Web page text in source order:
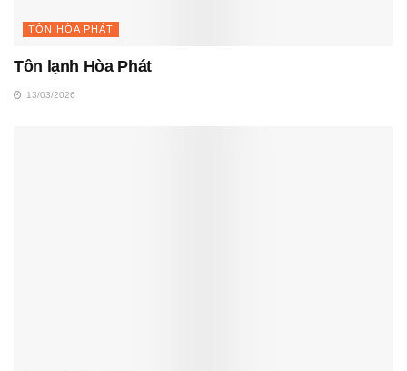
TÔN HÒA PHÁT
Tôn lạnh Hòa Phát
13/03/2026